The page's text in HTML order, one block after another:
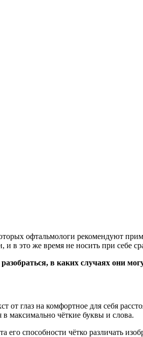
офтальмологи рекомендуют
и в это же время не носить при себе
в каких случаях они
глаз на комфортное для себя
в максимально чёткие буквы и слова.
его способности чётко различать